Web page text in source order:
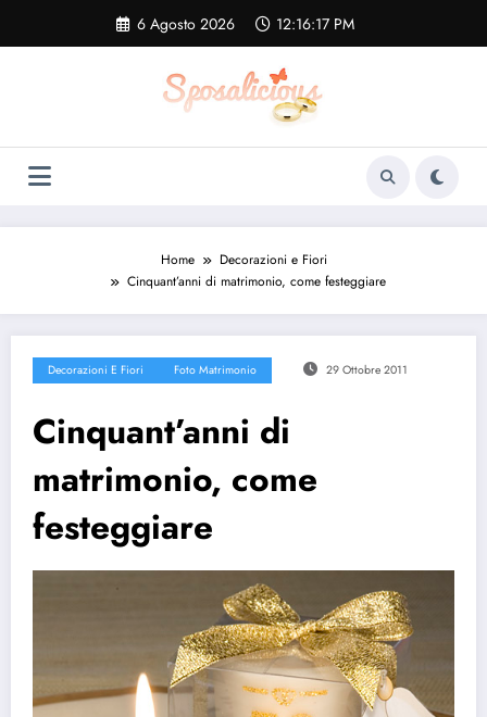
contenuto
6 Agosto 2026 12:16:17 PM
Home
Decorazioni e Fiori
Cinquant’anni di matrimonio, come festeggiare
Decorazioni E Fiori Foto Matrimonio 29 Ottobre 2011
Cinquant’anni di
matrimonio, come
festeggiare